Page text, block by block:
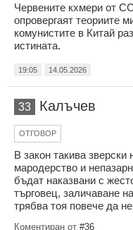
Червените кхмери от
опровергаят теориите
комунистите в Китай
истината.
19:05 14.05.2026
33 Калъчев
ОТГОВОР
В закон такива
мародерство и
бъдат наказвани с
търговец, заличаване
трябва тоя повече да
Коментиран от #36